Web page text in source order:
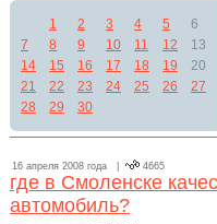
1 2 3 4 5
6
7
8 9 10 11 12
13
14
15 16 17 18 19
20
21
22 23 24 25 26
27
28
29 30
16 апреля 2008 года | 4665
где в Смоленске
автомобиль?